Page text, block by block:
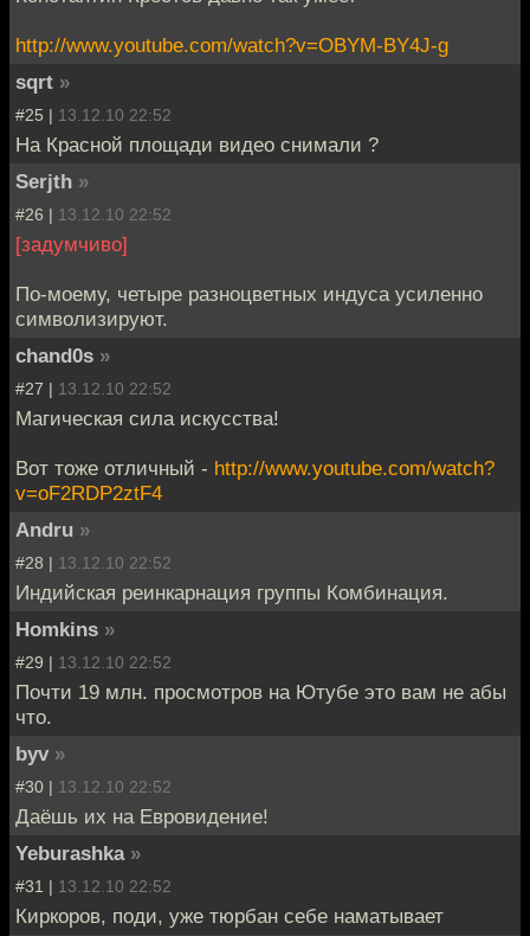
http://www.youtube.com/watch?v=OBYM-BY4J-g
sqrt »
#25 | 13.12.10 22:52
На Красной площади видео снимали ?
Serjth »
#26 | 13.12.10 22:52
[задумчиво]
По-моему, четыре разноцветных индуса усиленно
символизируют.
chand0s »
#27 | 13.12.10 22:52
Магическая сила искусства!
Вот тоже отличный - http://www.youtube.com/watch?
v=oF2RDP2ztF4
Andru »
#28 | 13.12.10 22:52
Индийская реинкарнация группы Комбинация.
Homkins »
#29 | 13.12.10 22:52
Почти 19 млн. просмотров на Ютубе это вам не абы
что.
byv »
#30 | 13.12.10 22:52
Даёшь их на Евровидение!
Yeburashka »
#31 | 13.12.10 22:52
Киркоров, поди, уже тюрбан себе наматывает